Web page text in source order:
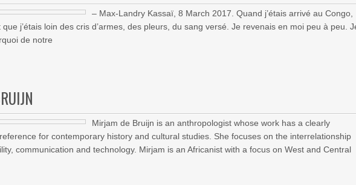
– Max-Landry Kassaï, 8 March 2017. Quand j’étais arrivé au Congo,
j’étais loin des cris d’armes, des pleurs, du sang versé. Je revenais en moi peu à peu.
de notre
Mirjam de Bruijn is an anthropologist whose work has a clearly
for contemporary history and cultural studies. She focuses on the interrelationship
communication and technology. Mirjam is an Africanist with a focus on West and Central